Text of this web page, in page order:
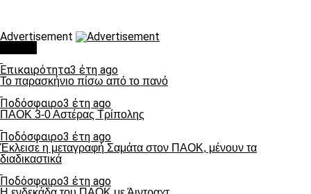
Advertisement
Επικαιρότητα3 έτη ago
Το παρασκήνιο πίσω από το πανό
Ποδόσφαιρο3 έτη ago
ΠΑΟΚ 3-0 Αστέρας Τρίπολης
Ποδόσφαιρο3 έτη ago
Έκλεισε η μεταγραφή Σαμάτα στον ΠΑΟΚ, μένουν τα
διαδικαστικά
Ποδόσφαιρο3 έτη ago